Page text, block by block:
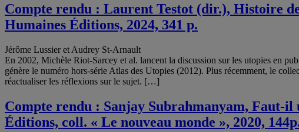
Compte rendu : Laurent Testot (dir.), Histoire
Humaines Éditions, 2024, 341 p.
Jérôme Lussier et Audrey St-Arnault
En 2002, Michèle Riot-Sarcey et al. lancent la discussion sur les utopies en
génère le numéro hors-série Atlas des Utopies (2012). Plus récemment, le
réactualiser les réflexions sur le sujet. […]
Compte rendu : Sanjay Subrahmanyam, Faut-
Éditions, coll. « Le nouveau monde », 2020,